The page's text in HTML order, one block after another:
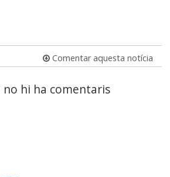
Comentar aquesta notícia
no hi ha comentaris